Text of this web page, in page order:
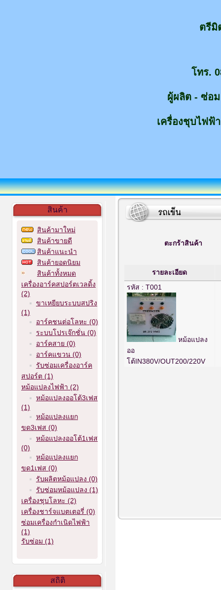
ตรีมิ
โทร.
ผู้ผลิต - ซ่อ
เครื่องชุบไฟฟ้
สินค้า
สินค้ามาใหม่
สินค้าขายดี
สินค้าแนะนำ
สินค้ายอดนิยม
สินค้าทั้งหมด
เครื่องอาร์คสปอร์ตเวลดิ้ง
(2)
ขาเหยียบระบบสปริง
(1)
อาร์คชนต่อโลหะ (0)
ระบบโปรเจ๊กชั่น (0)
อาร์คสาย (0)
อาร์คแขวน (0)
รับซ่อมเครื่องอาร์ค
สปอร์ต (1)
หม้อแปลงไฟฟ้า (2)
หม้อแปลงออโต้3เฟส
(1)
หม้อแปลงแยก
ขด3เฟส (0)
หม้อแปลงออโต้1เฟส
(0)
หม้อแปลงแยก
ขด1เฟส (0)
รับผลิตหม้อแปลง (0)
รับซ่อมหม้อแปลง (1)
เครื่องชุบโลหะ (2)
เครื่องชาร์จแบตเตอรี่ (0)
ซ่อมเครื่องกำเนิดไฟฟ้า
(1)
รับซ่อม (1)
สถิติ
ตะกร้าสินค้า
รายละเอียด
รหัส : T001
หม้อแปลง
ออ
โต้IN380V/OUT200/220V